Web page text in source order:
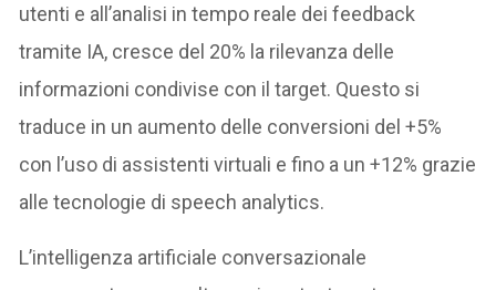
utenti e all’analisi in tempo reale dei feedback
tramite IA, cresce del 20% la rilevanza delle
informazioni condivise con il target. Questo si
traduce in un aumento delle conversioni del +5%
con l’uso di assistenti virtuali e fino a un +12% grazie
alle tecnologie di speech analytics.
L’intelligenza artificiale conversazionale